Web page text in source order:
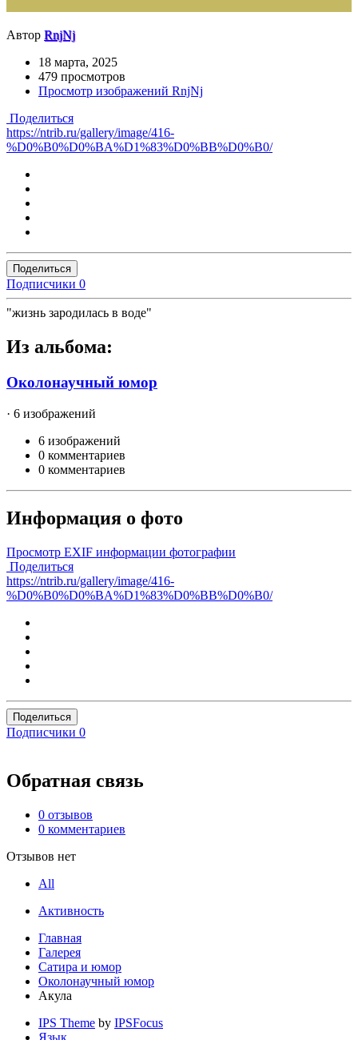
Автор RnjNj
18 марта, 2025
479 просмотров
Просмотр изображений RnjNj
Поделиться
https://ntrib.ru/gallery/image/416-
%D0%B0%D0%BA%D1%83%D0%BB%D0%B0/
Поделиться
Подписчики 0
"жизнь зародилась в воде"
Из альбома:
Околонаучный юмор
· 6 изображений
6 изображений
0 комментариев
0 комментариев
Информация о фото
Просмотр EXIF информации фотографии
Поделиться
https://ntrib.ru/gallery/image/416-
%D0%B0%D0%BA%D1%83%D0%BB%D0%B0/
Поделиться
Подписчики 0
Обратная связь
0 отзывов
0 комментариев
Отзывов нет
All
Активность
Главная
Галерея
Сатира и юмор
Околонаучный юмор
Акула
IPS Theme by IPSFocus
Язык